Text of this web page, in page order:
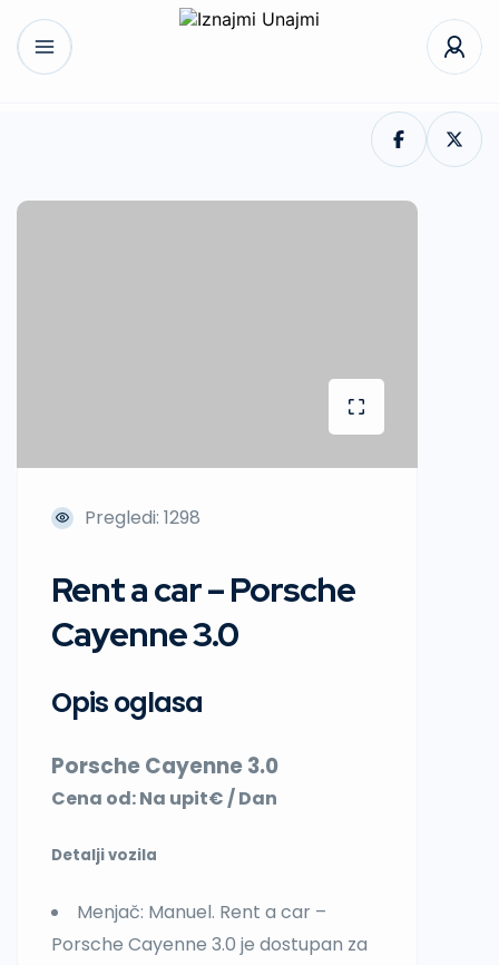
Pregledi: 1298
Rent a car – Porsche
Cayenne 3.0
Opis oglasa
Porsche Cayenne 3.0
Cena od: Na upit€/ Dan
Detalji vozila
Menjač: Manuel. Rent a car –
Porsche Cayenne 3.0 je dostupan za